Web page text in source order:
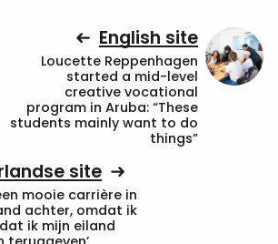
English site
Loucette Reppenhagen
started a mid-level
creative vocational
program in Aruba: “These
students mainly want to do
things”
site
mooie carrière in
achter, omdat ik
ik mijn eiland